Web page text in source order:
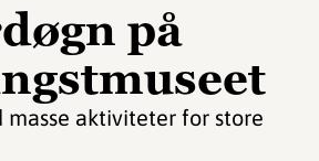
på
masse aktiviteter for store